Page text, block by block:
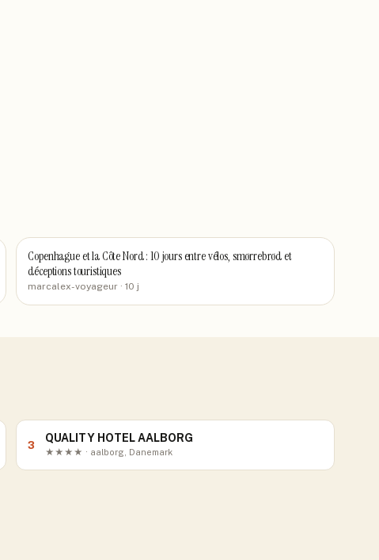
Copenhague et la Côte Nord : 10 jours entre vélos, smørrebrød et
déceptions touristiques
marcalex-voyageur · 10 j
3
QUALITY HOTEL AALBORG
★★★★ · aalborg, Danemark